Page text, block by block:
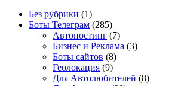
Без рубрики (1)
Боты Телеграм (285)
Автопостинг (7)
Бизнес и Реклама (3)
Боты сайтов (8)
Геолокация (9)
Для Автолюбителей (8)